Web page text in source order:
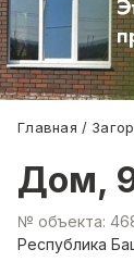
Главная
Дом,
№ объекта:
Республика